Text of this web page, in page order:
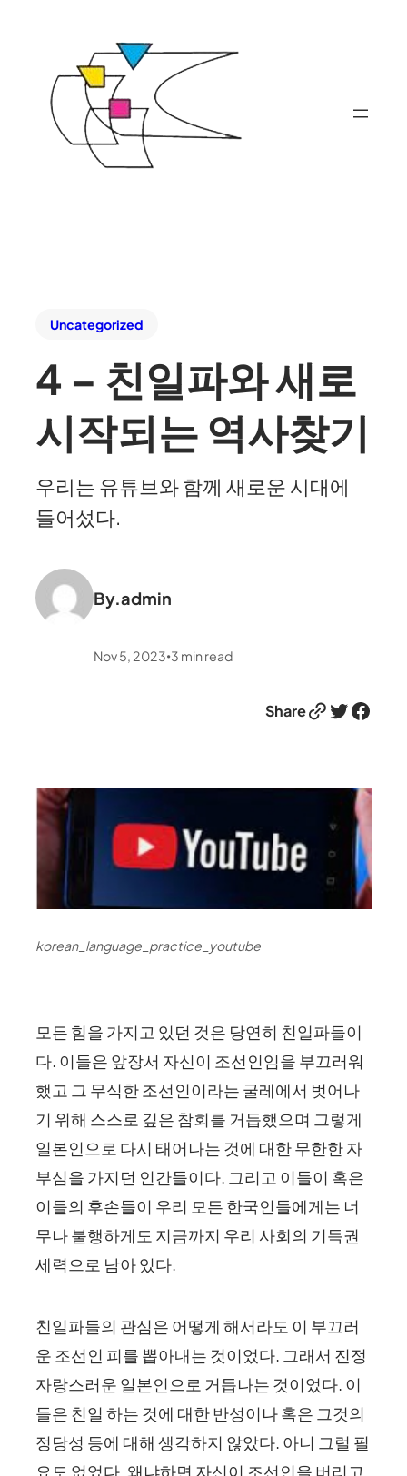
Uncategorized
4 – 친일파와 새로
시작되는 역사찾기
우리는 유튜브와 함께 새로운 시대에
들어섰다.
By.admin
Nov 5, 2023 •3 min read
ShareLink Twitter Facebook
korean_language_practice_youtube
모든 힘을 가지고 있던 것은 당연히 친일파들이
다. 이들은 앞장서 자신이 조선인임을 부끄러워
했고 그 무식한 조선인이라는 굴레에서 벗어나
기 위해 스스로 깊은 참회를 거듭했으며 그렇게
일본인으로 다시 태어나는 것에 대한 무한한 자
부심을 가지던 인간들이다. 그리고 이들이 혹은
이들의 후손들이 우리 모든 한국인들에게는 너
무나 불행하게도 지금까지 우리 사회의 기득권
세력으로 남아 있다.
친일파들의 관심은 어떻게 해서라도 이 부끄러
운 조선인 피를 뽑아내는 것이었다. 그래서 진정
자랑스러운 일본인으로 거듭나는 것이었다. 이
들은 친일 하는 것에 대한 반성이나 혹은 그것의
정당성 등에 대해 생각하지 않았다. 아니 그럴 필
요도 없었다. 왜냐하면 자신이 조선인을 버리고